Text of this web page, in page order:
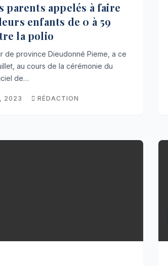
parents appelés à faire
enfants de 0 à 59
la polio
de province Dieudonné Pieme, a ce
au cours de la cérémonie du
de…
2023 RÉDACTION